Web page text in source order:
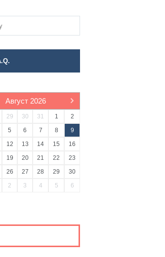
Август 2026
29 30 31 1
2
5 6 7 8
9
12 13 14 15
16
19 20 21 22
23
26 27 28 29
30
2 3 4 5 6